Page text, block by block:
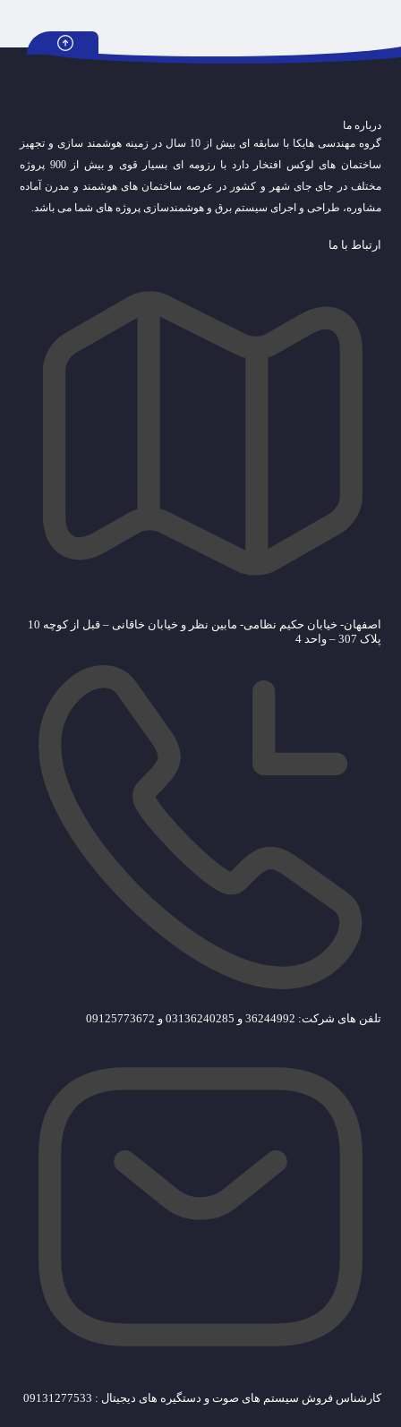
درباره ما
گروه مهندسی هایکا با سابقه ای بیش از 10 سال در زمینه هوشمند سازی و تجهیز
ساختمان های لوکس افتخار دارد با رزومه ای بسیار قوی و بیش از 900 پروژه
مختلف در جای جای شهر و کشور در عرصه ساختمان های هوشمند و مدرن آماده
مشاوره، طراحی و اجرای سیستم برق و هوشمندسازی پروژه های شما می باشد.
ارتباط با ما
اصفهان- خیابان حکیم نظامی- مابین نظر و خیابان خاقانی – قبل از کوچه 10
پلاک 307 – واحد 4
تلفن های شرکت: 36244992 و 03136240285 و 09125773672
کارشناس فروش سیستم های صوت و دستگیره های دیجیتال : 09131277533